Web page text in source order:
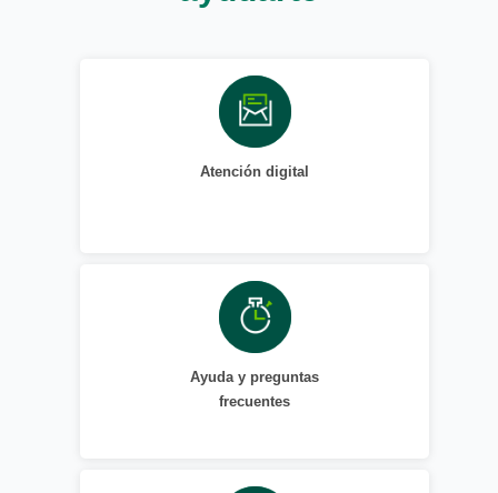
Atención digital
Ayuda y preguntas
frecuentes